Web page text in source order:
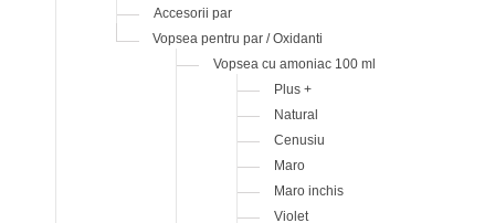
Accesorii par
Vopsea pentru par / Oxidanti
Vopsea cu amoniac 100 ml
Plus +
Natural
Cenusiu
Maro
Maro inchis
Violet